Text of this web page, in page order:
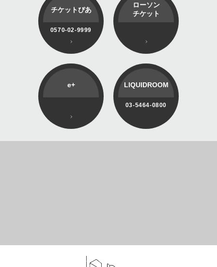
チケットぴあ
0570-02-9999
ローソン
チケット
e+ LIQUIDROOM
03-5464-0800